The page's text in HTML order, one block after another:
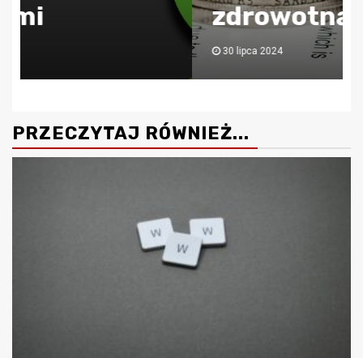
zdrowotną?
PRZECZYTAJ RÓWNIEŻ...